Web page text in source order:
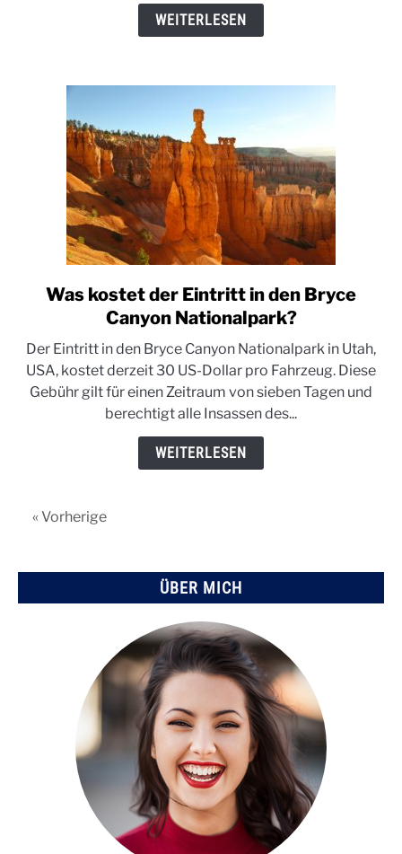
so
berühmt?
WEITERLESEN
link
to
kostet
der
Eintritt
in
den
Was kostet der Eintritt in den Bryce
Canyon Nationalpark?
Der Eintritt in den Bryce Canyon Nationalpark in Utah,
USA, kostet derzeit 30 US-Dollar pro Fahrzeug. Diese
Gebühr gilt für einen Zeitraum von sieben Tagen und
berechtigt alle Insassen des...
WEITERLESEN
« Vorherige
ÜBER MICH